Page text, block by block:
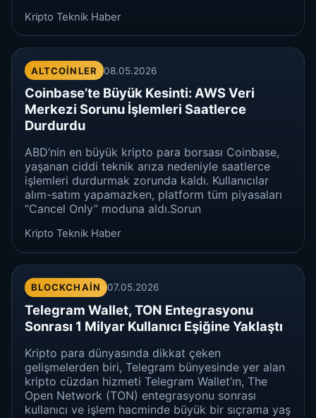
Kripto Teknik Haber
ALTCOINLER 08.05.2026
Coinbase’te Büyük Kesinti: AWS Veri
Merkezi Sorunu İşlemleri Saatlerce
Durdurdu
ABD’nin en büyük kripto para borsası Coinbase,
yaşanan ciddi teknik arıza nedeniyle saatlerce
işlemleri durdurmak zorunda kaldı. Kullanıcılar
alım-satım yapamazken, platform tüm piyasaları
“Cancel Only” moduna aldı.Sorun
Kripto Teknik Haber
BLOCKCHAIN 07.05.2026
Telegram Wallet, TON Entegrasyonu
Sonrası 1 Milyar Kullanıcı Eşiğine Yaklaştı
Kripto para dünyasında dikkat çeken
gelişmelerden biri, Telegram bünyesinde yer alan
kripto cüzdan hizmeti Telegram Wallet’ın, The
Open Network (TON) entegrasyonu sonrası
kullanıcı ve işlem hacminde büyük bir sıçrama yaş